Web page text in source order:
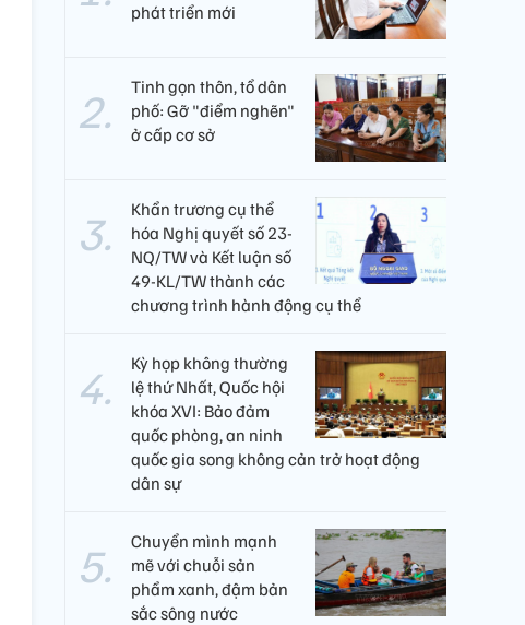
phát triển mới
Tinh gọn thôn, tổ dân
phố: Gỡ "điểm nghẽn"
ở cấp cơ sở
Khẩn trương cụ thể
hóa Nghị quyết số 23-
NQ/TW và Kết luận số
49-KL/TW thành các
chương trình hành động cụ thể
Kỳ họp không thường
lệ thứ Nhất, Quốc hội
khóa XVI: Bảo đảm
quốc phòng, an ninh
quốc gia song không cản trở hoạt động
dân sự
Chuyển mình mạnh
mẽ với chuỗi sản
phẩm xanh, đậm bản
sắc sông nước